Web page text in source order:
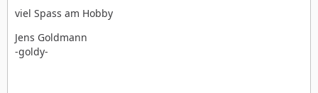
viel Spass am Hobby
Jens Goldmann
-goldy-